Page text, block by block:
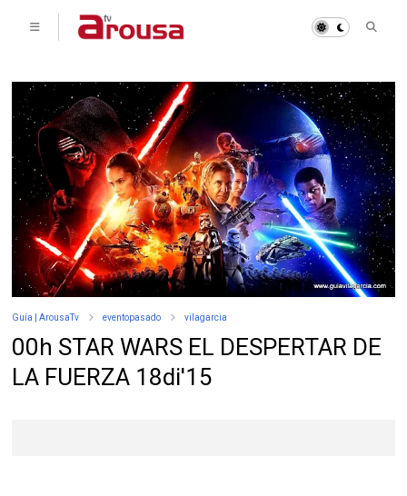
Guía | ArousaTv eventopasado vilagarcia
00h STAR WARS EL DESPERTAR DE
LA FUERZA 18di'15